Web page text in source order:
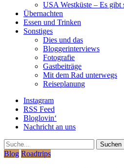
USA Westküste – Es gibt
Übernachten
Essen und Trinken
Sonstiges
Dies und das
Bloggerinterviews
Fotografie
Gastbeiträge
Mit dem Rad unterwegs
Reiseplanung
Instagram
RSS Feed
Bloglovin‘
Nachricht an uns
Suche
Blog Roadtrips